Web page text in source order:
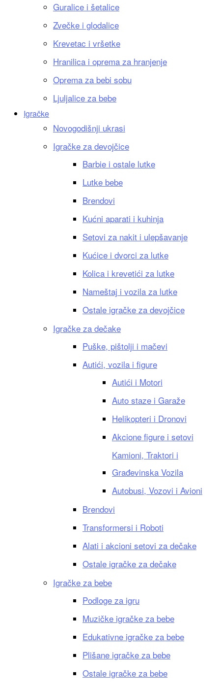
Guralice i šetalice
Zvečke i glodalice
Krevetac i vršetke
Hranilica i oprema za hranjenje
Oprema za bebi sobu
Ljuljalice za bebe
Igračke
Novogodišnji ukrasi
Igračke za devojčice
Barbie i ostale lutke
Lutke bebe
Brendovi
Kućni aparati i kuhinja
Setovi za nakit i ulepšavanje
Kućice i dvorci za lutke
Kolica i krevetići za lutke
Nameštaj i vozila za lutke
Ostale igračke za devojčice
Igračke za dečake
Puške, pištolji i mačevi
Autići, vozila i figure
Autići i Motori
Auto staze i Garaže
Helikopteri i Dronovi
Akcione figure i setovi
Kamioni, Traktori i
Građevinska Vozila
Autobusi, Vozovi i Avioni
Brendovi
Transformersi i Roboti
Alati i akcioni setovi za dečake
Ostale igračke za dečake
Igračke za bebe
Podloge za igru
Muzičke igračke za bebe
Edukativne igračke za bebe
Plišane igračke za bebe
Ostale igračke za bebe